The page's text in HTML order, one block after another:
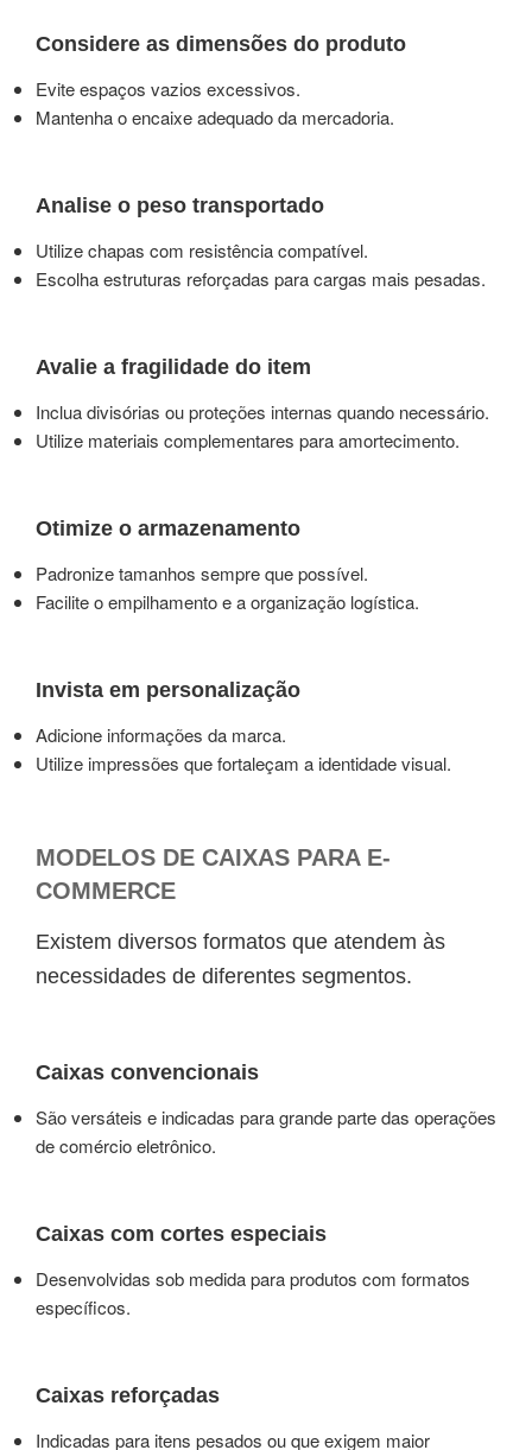
Considere as dimensões do produto
Evite espaços vazios excessivos.
Mantenha o encaixe adequado da mercadoria.
Analise o peso transportado
Utilize chapas com resistência compatível.
Escolha estruturas reforçadas para cargas mais pesadas.
Avalie a fragilidade do item
Inclua divisórias ou proteções internas quando necessário.
Utilize materiais complementares para amortecimento.
Otimize o armazenamento
Padronize tamanhos sempre que possível.
Facilite o empilhamento e a organização logística.
Invista em personalização
Adicione informações da marca.
Utilize impressões que fortaleçam a identidade visual.
MODELOS DE CAIXAS PARA E-
COMMERCE
Existem diversos formatos que atendem às
necessidades de diferentes segmentos.
Caixas convencionais
São versáteis e indicadas para grande parte das operações
de comércio eletrônico.
Caixas com cortes especiais
Desenvolvidas sob medida para produtos com formatos
específicos.
Caixas reforçadas
Indicadas para itens pesados ou que exigem maior